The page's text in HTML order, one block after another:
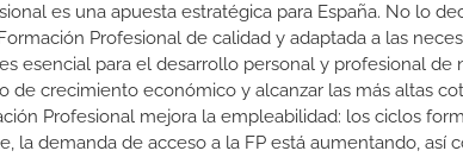
es una apuesta estratégica para España. No lo
Profesional de calidad y adaptada a las
esencial para el desarrollo personal y profesional
de crecimiento económico y alcanzar las más altas
Profesional mejora la empleabilidad: los ciclos
la demanda de acceso a la FP está aumentando,